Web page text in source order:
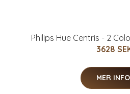
Philips Hue Centris - 2
3628
MER